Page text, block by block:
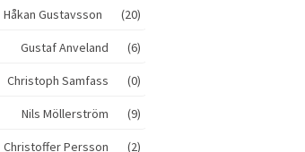
Håkan Gustavsson (20)
Gustaf Anveland (6)
Christoph Samfass (0)
Nils Möllerström (9)
Christoffer Persson (2)